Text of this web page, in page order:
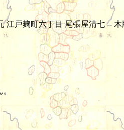
江戸麹町六丁目 尾張屋清七 -- 木